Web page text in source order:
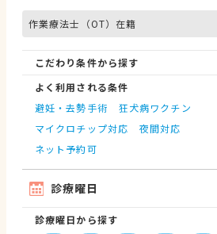
作業療法士（OT）在籍
こだわり条件から探す
よく利用される条件
避妊・去勢手術
狂犬病ワクチン
マイクロチップ対応
夜間対応
ネット予約可
診療曜日
診療曜日から探す